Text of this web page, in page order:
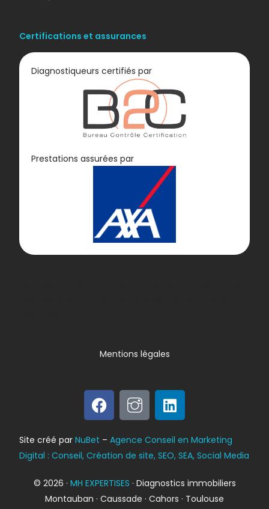
Diagnostic
Bilan énergétique
DPE
Certifications et assurances
Diagnostiqueurs certifiés par
Prestations assurées par
© 2026 · MH EXPERTISES · Diagnostics immobiliers
Montauban · Caussade · Cahors · Toulouse
Site créé parNuBet –Agence Conseil en Marketing
Digital : Conseil, Création de site, SEO, SEA, Social Media
Mentions légales